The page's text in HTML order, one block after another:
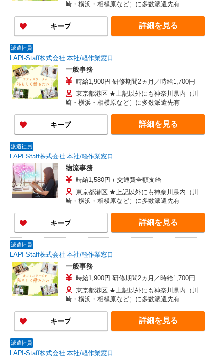
崎・横浜・相模原など）に多数派遣先有
キープ 詳細を見る
派遣社員
LAPI-Staff株式会社 本社/軽作業窓口
一般事務
時給1,900円 研修期間2ヵ月／時給1,700円
東京都港区 ★上記以外にも神奈川県内（川
崎・横浜・相模原など）に多数派遣先有
キープ 詳細を見る
派遣社員
LAPI-Staff株式会社 本社/軽作業窓口
物流事務
時給1,580円＋交通費全額支給
東京都港区 ★上記以外にも神奈川県内（川
崎・横浜・相模原など）に多数派遣先有
キープ 詳細を見る
派遣社員
LAPI-Staff株式会社 本社/軽作業窓口
一般事務
時給1,900円 研修期間2ヵ月／時給1,700円
東京都港区 ★上記以外にも神奈川県内（川
崎・横浜・相模原など）に多数派遣先有
キープ 詳細を見る
派遣社員
LAPI-Staff株式会社 本社/軽作業窓口